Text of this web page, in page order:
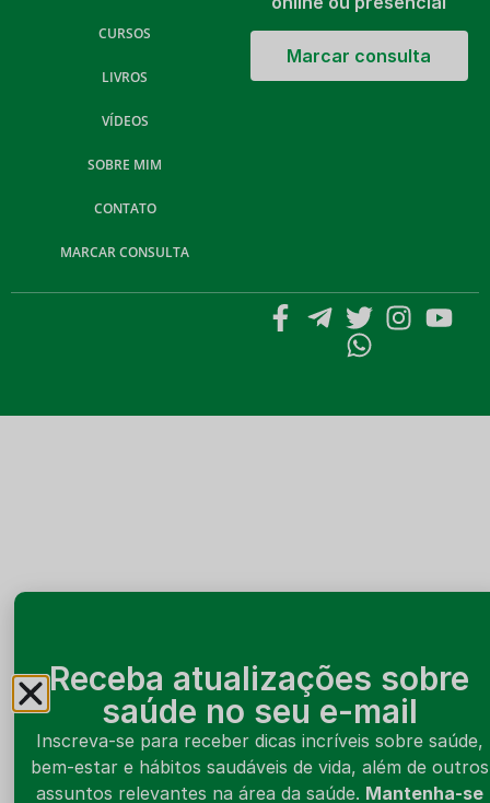
CURSOS
LIVROS
VÍDEOS
SOBRE MIM
CONTATO
MARCAR CONSULTA
Marcar consulta
Receba atualizações sobre
saúde no seu e-mail
Inscreva-se para receber dicas incríveis sobre saúde,
bem-estar e hábitos saudáveis de vida, além de outros
assuntos relevantes na área da saúde. Mantenha-se